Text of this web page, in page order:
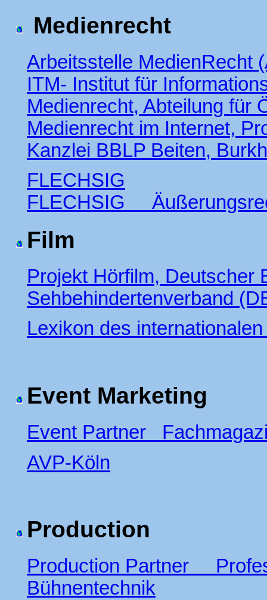
Medienrecht
Arbeitsstelle MedienRecht
ITM- Institut für
Medienrecht, Abteilung für
Medienrecht im Internet,
Kanzlei BBLP Beiten,
FLECHSIG
FLECHSIG
Film
Projekt Hörfilm, Deutscher
Sehbehindertenverband
Lexikon des
Event Marketing
Event Partner
AVP-Köln
Production
Production Partner
Bühnentechnik